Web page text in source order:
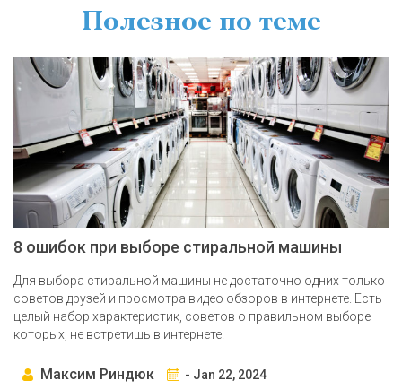
Полезное по теме
8 ошибок при выборе стиральной машины
Для выбора стиральной машины не достаточно одних только
советов друзей и просмотра видео обзоров в интернете. Есть
целый набор характеристик, советов о правильном выборе
которых, не встретишь в интернете.
Максим Риндюк - Jan 22, 2024